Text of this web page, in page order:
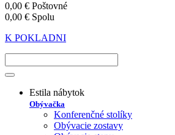
0,00 € Poštovné
0,00 € Spolu
K POKLADNI
Estila nábytok
Obývačka
Konferenčné stolíky
Obývacie zostavy